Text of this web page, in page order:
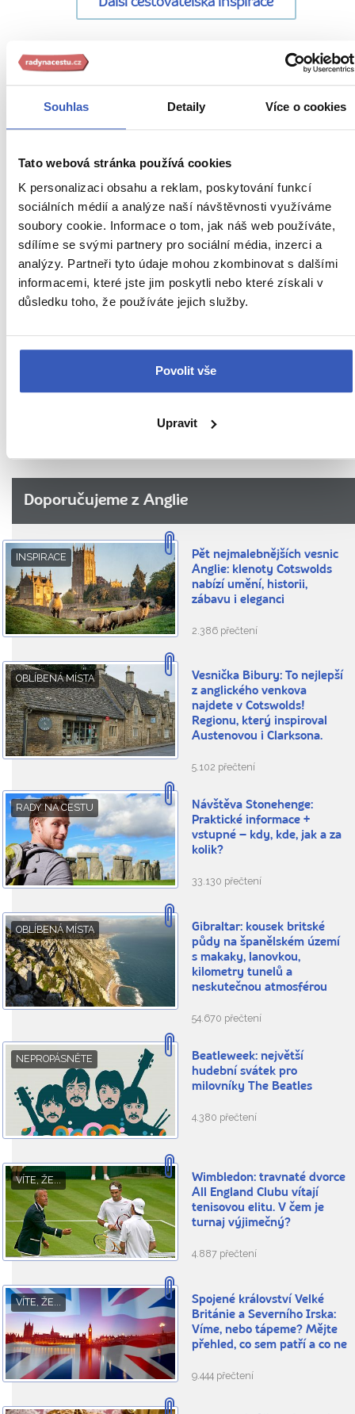
Souhlas Detaily Více o cookies
Tato webová stránka používá cookies
K personalizaci obsahu a reklam, poskytování funkcí
sociálních médií a analýze naší návštěvnosti využíváme
soubory cookie. Informace o tom, jak náš web používáte,
sdílíme se svými partnery pro sociální média, inzerci a
analýzy. Partneři tyto údaje mohou zkombinovat s dalšími
informacemi, které jste jim poskytli nebo které získali v
důsledku toho, že používáte jejich služby.
Povolit vše
Upravit
Další cestovatelská inspirace
URL
stránky:
www.radynacestu.cz/magazin/nejkrasnejsi-
na-
Aktuality
Nepropásněte
Oblíbená místa
Počasí v Anglii
Počasí v Londýně
Rady na cestu
Doporučujeme z Anglie
INSPIRACE
Pět nejmalebnějších vesnic
Anglie: klenoty Cotswolds
nabízí umění, historii,
zábavu i eleganci
2.386 přečtení
OBLÍBENÁ MÍSTA
Vesnička Bibury: To nejlepší
z anglického venkova
najdete v Cotswolds!
Regionu, který inspiroval
Austenovou i Clarksona.
5.102 přečtení
RADY NA CESTU
Návštěva Stonehenge:
Praktické informace +
vstupné – kdy, kde, jak a za
kolik?
33.130 přečtení
OBLÍBENÁ MÍSTA
Gibraltar: kousek britské
půdy na španělském území
s makaky, lanovkou,
kilometry tunelů a
neskutečnou atmosférou
54.670 přečtení
NEPROPÁSNĚTE
Beatleweek: největší
hudební svátek pro
milovníky The Beatles
4.380 přečtení
VÍTE, ŽE...
Wimbledon: travnaté dvorce
All England Clubu vítají
tenisovou elitu. V čem je
turnaj výjimečný?
4.887 přečtení
VÍTE, ŽE...
Spojené království Velké
Británie a Severního Irska:
Víme, nebo tápeme? Mějte
přehled, co sem patří a co ne
9.444 přečtení